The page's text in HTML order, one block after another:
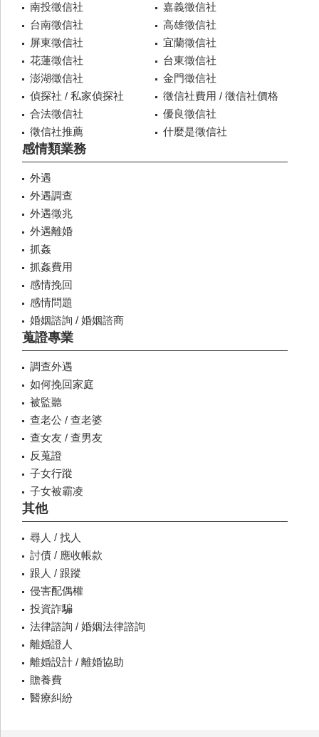
南投徵信社
嘉義徵信社
台南徵信社
高雄徵信社
屏東徵信社
宜蘭徵信社
花蓮徵信社
台東徵信社
澎湖徵信社
金門徵信社
偵探社 / 私家偵探社
徵信社費用 / 徵信社價格
合法徵信社
優良徵信社
徵信社推薦
什麼是徵信社
感情類業務
外遇
外遇調查
外遇徵兆
外遇離婚
抓姦
抓姦費用
感情挽回
感情問題
婚姻諮詢 / 婚姻諮商
蒐證專業
調查外遇
如何挽回家庭
被監聽
查老公 / 查老婆
查女友 / 查男友
反蒐證
子女行蹤
子女被霸凌
其他
尋人 / 找人
討債 / 應收帳款
跟人 / 跟蹤
侵害配偶權
投資詐騙
法律諮詢 / 婚姻法律諮詢
離婚證人
離婚設計 / 離婚協助
贍養費
醫療糾紛